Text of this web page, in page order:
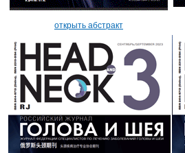
открыть абстракт